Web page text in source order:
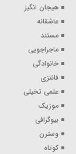
هیجان انگیز
عاشقانه
مستند
ماجراجویی
خانوادگی
فانتزی
علمی تخیلی
موزیک
بیوگرافی
وسترن
کوتاه